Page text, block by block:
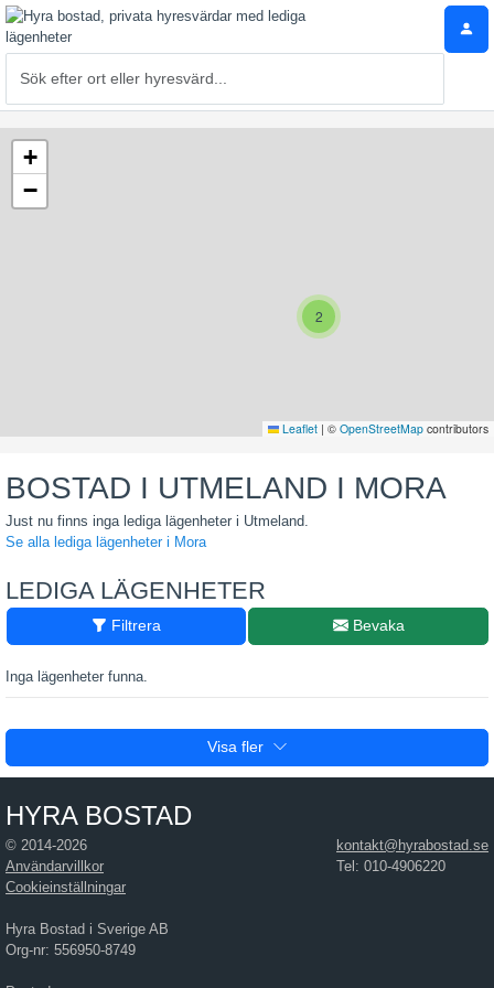
2
+
−
Leaflet | © OpenStreetMap contributors
BOSTAD I UTMELAND I MORA
Just nu finns inga lediga lägenheter i Utmeland.
Se alla lediga lägenheter i Mora
LEDIGA LÄGENHETER
Filtrera Bevaka
Inga lägenheter funna.
Visa fler
HYRA BOSTAD
kontakt@hyrabostad.se
Tel: 010-4906220
© 2014-2026
Användarvillkor
Cookieinställningar
Hyra Bostad i Sverige AB
Org-nr: 556950-8749